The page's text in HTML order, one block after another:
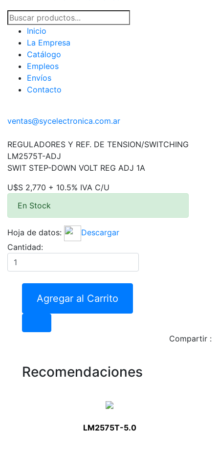
Inicio
La Empresa
Catálogo
Empleos
Envíos
Contacto
ventas@sycelectronica.com.ar
REGULADORES Y REF. DE TENSION/SWITCHING
LM2575T-ADJ
SWIT STEP-DOWN VOLT REG ADJ 1A
U$S 2,770 + 10.5% IVA C/U
En Stock
Hoja de datos:
Descargar
Cantidad:
Agregar al Carrito
Compartir :
Recomendaciones
LM2575T-5.0